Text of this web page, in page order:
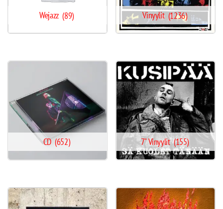
Wejazz (89) Vinyylit(1236)
CD(652) 7" Vinyylit(155)